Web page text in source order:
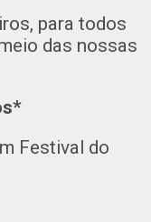
para todos
das nossas
Festival do